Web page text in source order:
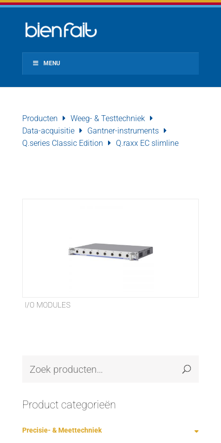
MENU
Producten
Weeg- & Testtechniek
Data-acquisitie
Gantner-instruments
Q.series Classic Edition
Q.raxx EC slimline
I/O MODULES
Product categorieën
Precisie- & Meettechniek